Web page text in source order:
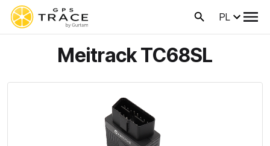
PL
Meitrack TC68SL